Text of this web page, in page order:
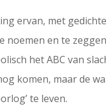
ervan, met
noemen en te
het ABC van
komen, maar de
te leven.